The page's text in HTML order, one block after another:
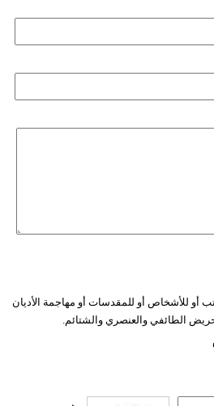
أو للأشخاص أو للمقدسات أو مهاجمة الأديان
الطائفي والعنصري والشتائم.